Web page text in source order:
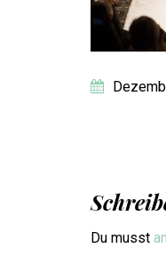
Du musst